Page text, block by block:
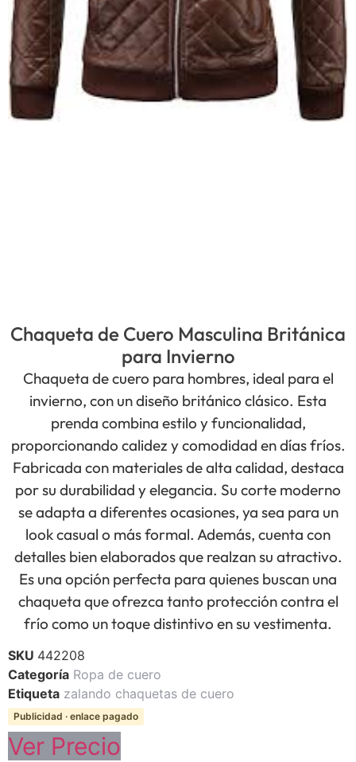
Chaqueta de Cuero Masculina Británica
para Invierno
Chaqueta de cuero para hombres, ideal para el
invierno, con un diseño británico clásico. Esta
prenda combina estilo y funcionalidad,
proporcionando calidez y comodidad en días fríos.
Fabricada con materiales de alta calidad, destaca
por su durabilidad y elegancia. Su corte moderno
se adapta a diferentes ocasiones, ya sea para un
look casual o más formal. Además, cuenta con
detalles bien elaborados que realzan su atractivo.
Es una opción perfecta para quienes buscan una
chaqueta que ofrezca tanto protección contra el
frío como un toque distintivo en su vestimenta.
SKU 442208
Categoría Ropa de cuero
Etiqueta zalando chaquetas de cuero
Publicidad · enlace pagado
Ver Precio